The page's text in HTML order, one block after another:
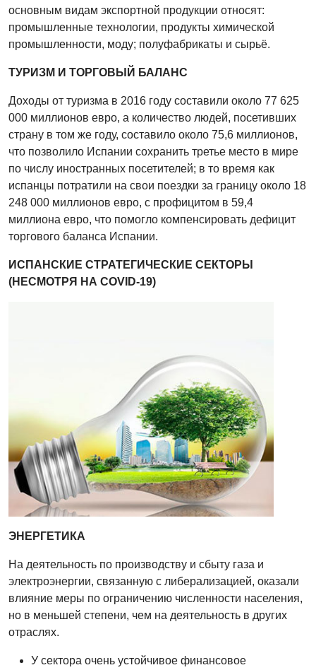
основным видам экспортной продукции относят:
промышленные технологии, продукты химической
промышленности, моду; полуфабрикаты и сырьё.
ТУРИЗМ И ТОРГОВЫЙ БАЛАНС
Доходы от туризма в 2016 году составили около 77 625
000 миллионов евро, а количество людей, посетивших
страну в том же году, составило около 75,6 миллионов,
что позволило Испании сохранить третье место в мире
по числу иностранных посетителей; в то время как
испанцы потратили на свои поездки за границу около 18
248 000 миллионов евро, с профицитом в 59,4
миллиона евро, что помогло компенсировать дефицит
торгового баланса Испании.
ИСПАНСКИЕ СТРАТЕГИЧЕСКИЕ СЕКТОРЫ
(НЕСМОТРЯ НА COVID-19)
ЭНЕРГЕТИКА
На деятельность по производству и сбыту газа и
электроэнергии, связанную с либерализацией, оказали
влияние меры по ограничению численности населения,
но в меньшей степени, чем на деятельность в других
отраслях.
У сектора очень устойчивое финансовое